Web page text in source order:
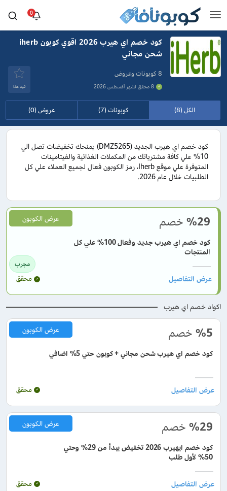
0
كود خصم اي هيرب 2026 اقوي كوبون iherb
شحن مجاني
8 كوبونات وعروض
8 محقق لشهر أغسطس 2026 قيَم هذا
الكل (8) كوبونات (7) عروض (0)
كود خصم اي هيرب الجديد (DMZ5265) يمنحك تخفيضات تصل الي
10% علي كافة مشترياتك من المكملات الغذائية والفيتامينات
المتوفرة علي موقع Iherb، رمز الكوبون فعال لجميع العملاء علي كل
الطلبيات خلال عام 2026.
%29 خصم
مجرب
كود خصم اي هيرب جديد وفعال 100% علي كل
المنتجات
عرض الكوبون
محقق
اكواد خصم اي هيرب
%5 خصم
كود خصم اي هيرب شحن مجاني + كوبون حتي 5% اضافي
عرض الكوبون
محقق
%29 خصم
كود خصم ايهيرب 2026 تخفيض يبدأ من 29% وحتي
50% لأول طلب
عرض الكوبون
محقق